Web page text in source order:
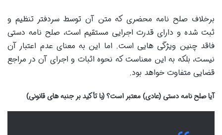
برخلاف صلح نامه محضری که متن آن توسط سردفتر تنظیم و
ثبت شده و دارای قدرت اجرایی مستقیم است، صلح نامه دستی
فاقد چنین ویژگی هایی است. اما این به معنای عدم اعتبار آن
نیست، بلکه به این معناست که نحوه اثبات و اجرای آن در مراجع
قضایی متفاوت خواهد بود.
آیا صلح نامه دستی (عادی) معتبر است؟ (با تأکید بر جنبه های قانونی)